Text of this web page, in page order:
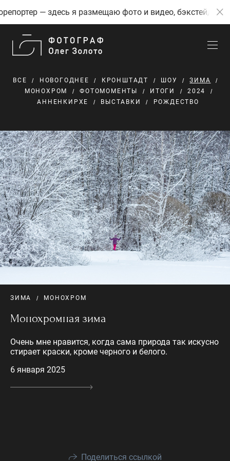
— здесь я размещаю фото и видео, бэкстейджи
ВСЕ НОВОГОДНЕЕ КРОНШТАДТ ШОУ
ЗИМА
МОНОХРОМ
ФОТОМОМЕНТЫ ИТОГИ
2024
АННЕНКИРХЕ
ВЫСТАВКИ РОЖДЕСТВО
ЗИМА МОНОХРОМ
Монохромная зима
Очень мне нравится, когда сама природа так искусно
стирает краски, кроме черного и белого.
6 января 2025
Поделиться ссылкой